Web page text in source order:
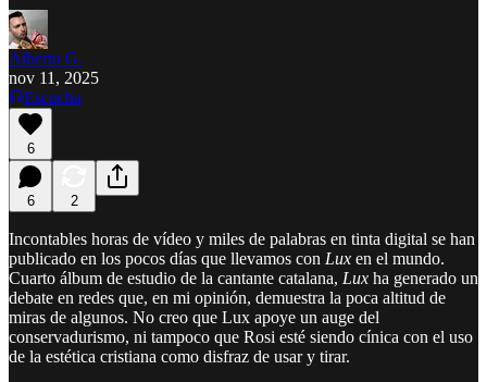
Alberto G.
nov 11, 2025
Escucha
6
6 2
Incontables horas de vídeo y miles de palabras en tinta digital se han
publicado en los pocos días que llevamos con Lux en el mundo.
Cuarto álbum de estudio de la cantante catalana, Lux ha generado un
debate en redes que, en mi opinión, demuestra la poca altitud de
miras de algunos. No creo que Lux apoye un auge del
conservadurismo, ni tampoco que Rosi esté siendo cínica con el uso
de la estética cristiana como disfraz de usar y tirar.